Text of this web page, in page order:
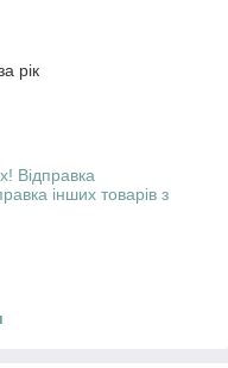
рік
Відправка
інших товарів з